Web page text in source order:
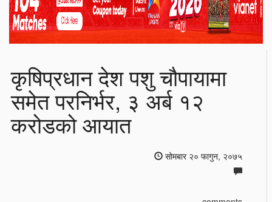
कृषिप्रधान देश पशु चौपायामा
समेत परनिर्भर, ३ अर्ब १२
करोडको आयात
सोमबार २० फागुन, २०७५